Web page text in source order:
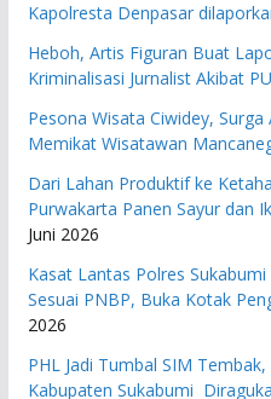
Kapolresta Denpasar
Heboh, Artis Figuran Buat
Kriminalisasi Jurnalist Akibat
Pesona Wisata Ciwidey,
Memikat Wisatawan
Dari Lahan Produktif ke
Purwakarta Panen Sayur dan
Juni 2026
Kasat Lantas Polres
Sesuai PNBP, Buka Kotak
2026
PHL Jadi Tumbal SIM
Kabupaten Sukabumi